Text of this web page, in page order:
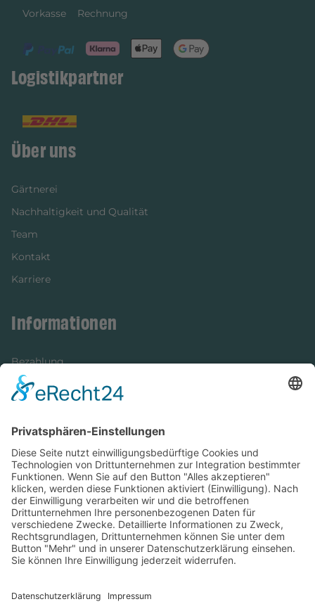
Vorkasse Rechnung
Logistikpartner
Über uns
Gärtnerei
Nachhaltigkeit und Qualität
Team
Kontakt
Karriere
Informationen
Bezahlung
Newsletter
Versandinformationen
Verfügbarkeit/Verträglichkeit
Rechtliches
Widerrufsrecht und Widerrufsformular
Impressum
Datenschutzerklärung
Cookie-Einstellungen